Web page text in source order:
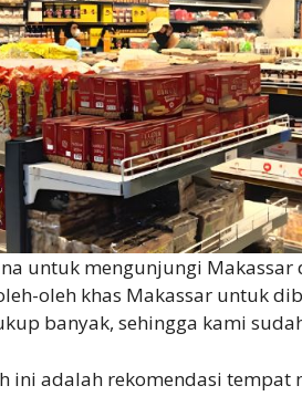
untuk mengunjungi Makassar
oleh khas Makassar untuk
banyak, sehingga kami
ini adalah rekomendasi tempat